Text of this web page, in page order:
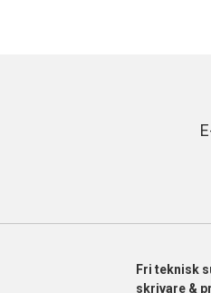
Fri teknisk
skrivare &